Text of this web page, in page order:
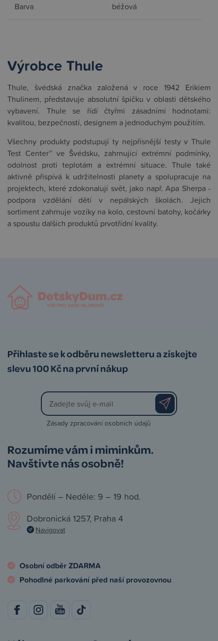
Barva béžová
Výrobce Thule
Thule, švédská značka založená v roce 1942 Erikiem
Thulinem, představuje absolutní špičku v oblasti dětského
vybavení. Thule se řídí čtyřmi zásadními hodnotami:
kvalitou, bezpečností, designem a jednoduchým použitím.
Všechny produkty podstupují ty nejpřísnější testy v Thule
Test Center™ ve Švédsku, zahrnující extrémní podmínky,
odolnost proti teplotám a extrémní situace. Thule také
aktivně přispívá k udržitelnosti planety a spolupracuje na
projektech, které zdokonalují svět, jako např. Apa Sherpa -
podpora vzdělání dětí v nepálských školách. Jejich
sortiment zahrnuje vozíky na kolo, cestovní batohy, kočárky
a spoustu dalších produktů prvotřídní kvality.
Přihlaste se k odběru newsletteru a získejte
slevu 100 Kč na první nákup
Zásady zpracování osobních údajů
Rozumíme vám i miminkům.
Navštivte nás osobně!
Pondělí – Neděle: 9 – 19 hod.
Dobronická 1257, Praha 4
Navigovat
Osobní odběr ZDARMA
Pohodlné parkování před naší provozovnou